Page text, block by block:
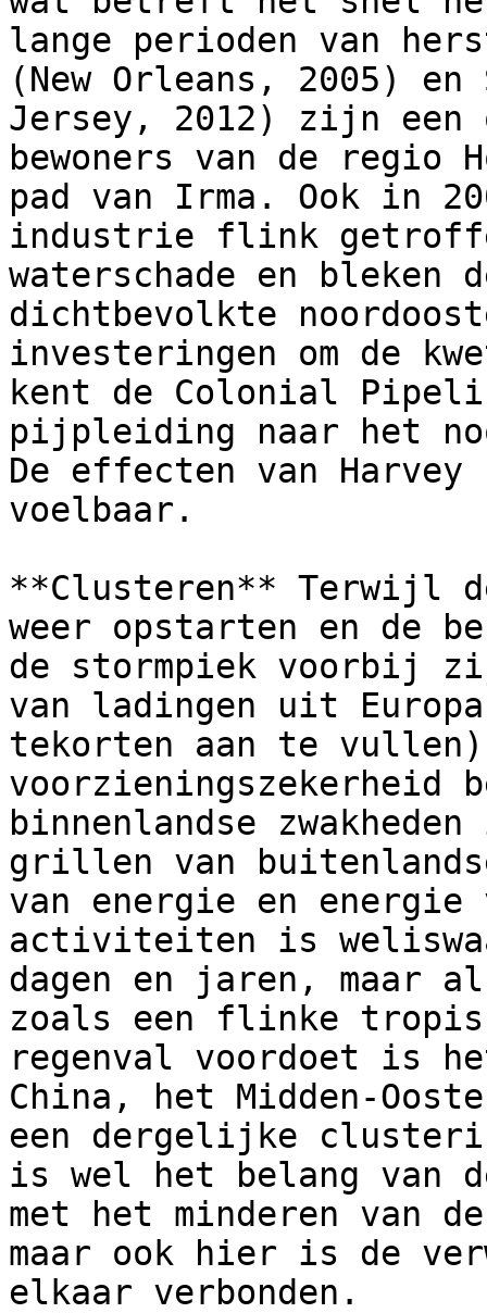
lange perioden van
(New Orleans, 2005) en
Jersey, 2012) zijn een
bewoners van de regio
pad van Irma. Ook in
industrie flink
waterschade en
dichtbevolkte
investeringen om de
kent de Colonial
pijpleiding naar het
De effecten van
voelbaar.
**Clusteren** Terwijl
weer opstarten en de
de stormpiek voorbij
van ladingen uit
tekorten aan te
binnenlandse
grillen van
van energie en
activiteiten is
dagen en jaren, maar
zoals een flinke
regenval voordoet is
China, het Midden-
een dergelijke
is wel het belang van
met het minderen van
maar ook hier is de
elkaar verbonden.